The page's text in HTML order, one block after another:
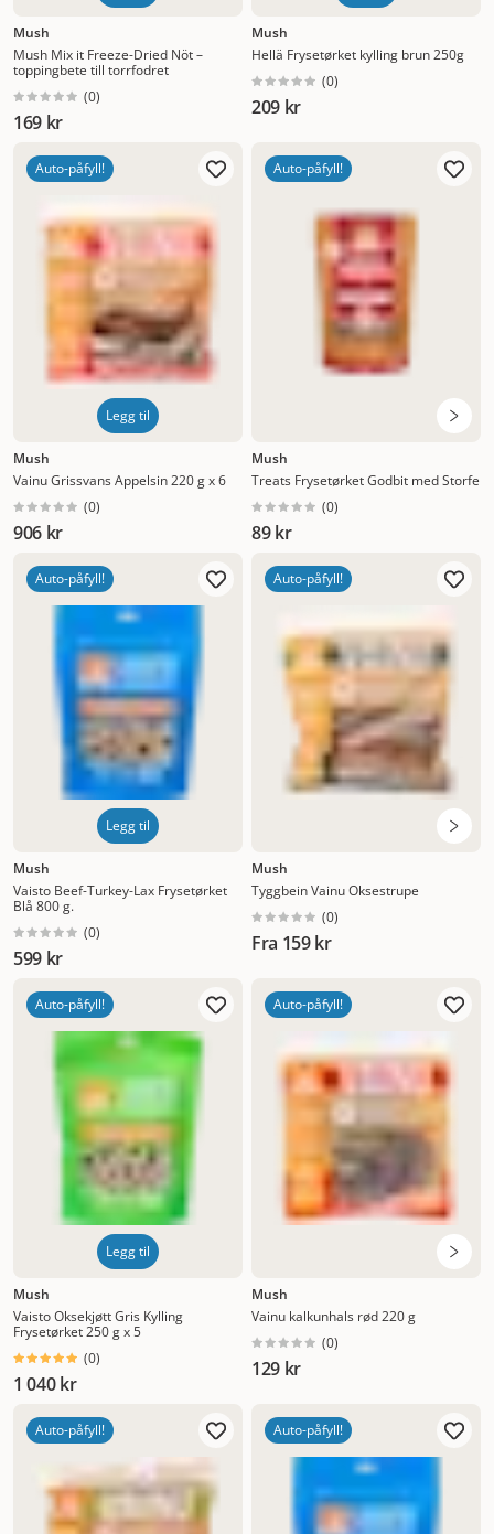
Mush
Mush Mix it Freeze-Dried Nöt –
toppingbete till torrfodret
(0)
169 kr
Mush
Hellä Frysetørket kylling brun 250g
(0)
209 kr
Auto-påfyll!
Legg til
Mush
Vainu Grissvans Appelsin 220 g x 6
(0)
906 kr
Auto-påfyll!
Mush
Treats Frysetørket Godbit med Storfe
(0)
89 kr
Auto-påfyll!
Legg til
Mush
Vaisto Beef-Turkey-Lax Frysetørket
Blå 800 g.
(0)
599 kr
Auto-påfyll!
Mush
Tyggbein Vainu Oksestrupe
(0)
Fra 159 kr
Auto-påfyll!
Legg til
Mush
Vaisto Oksekjøtt Gris Kylling
Frysetørket 250 g x 5
(0)
1 040 kr
Auto-påfyll!
Mush
Vainu kalkunhals rød 220 g
(0)
129 kr
Auto-påfyll! Auto-påfyll!